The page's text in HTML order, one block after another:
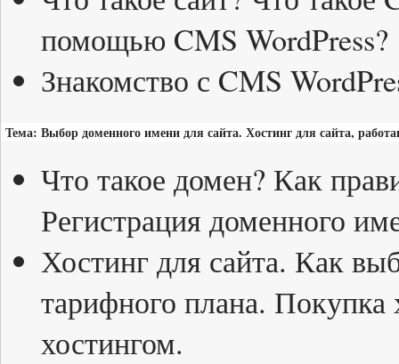
помощью CMS WordPress?
Знакомство с CMS
Тема: Выбор доменного имени для сайта. Хостинг для сайта,
Что такое домен? Как
Регистрация доменного
Хостинг для сайта. Как
тарифного плана. Покупка
хостингом.